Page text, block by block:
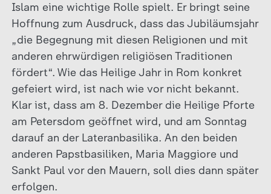
Islam eine wichtige Rolle spielt. Er bringt seine
Hoffnung zum Ausdruck, dass das Jubiläumsjahr
„die Begegnung mit diesen Religionen und mit
anderen ehrwürdigen religiösen Traditionen
fördert“. Wie das Heilige Jahr in Rom konkret
gefeiert wird, ist nach wie vor nicht bekannt.
Klar ist, dass am 8. Dezember die Heilige Pforte
am Petersdom geöffnet wird, und am Sonntag
darauf an der Lateranbasilika. An den beiden
anderen Papstbasiliken, Maria Maggiore und
Sankt Paul vor den Mauern, soll dies dann später
erfolgen.